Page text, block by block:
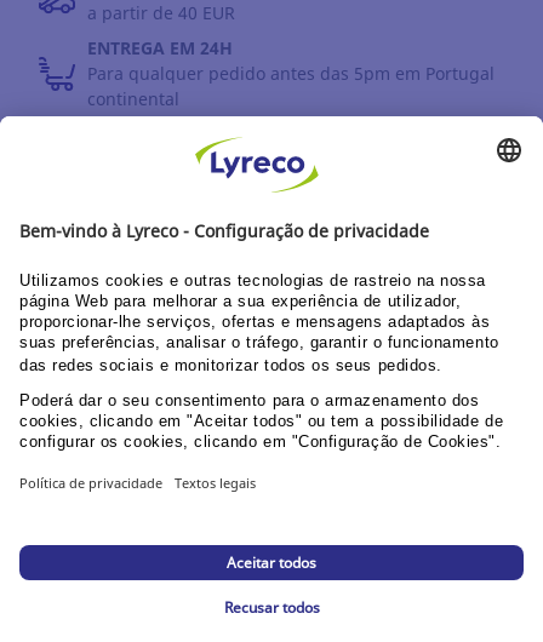
a partir de 40 EUR
ENTREGA EM 24H
Para qualquer pedido antes das 5pm em Portugal
continental
Prazo até 30 dias
DESCUBRA OS NOSSOS CATÁLOGOS E GUIAS
Guia do utilizador Web
Documentação corporativa
PPU área clientes
Acessibilidade||Política de Privacidade|
Configurações de privacidade